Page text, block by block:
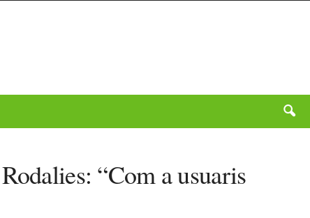
“Com a usuaris